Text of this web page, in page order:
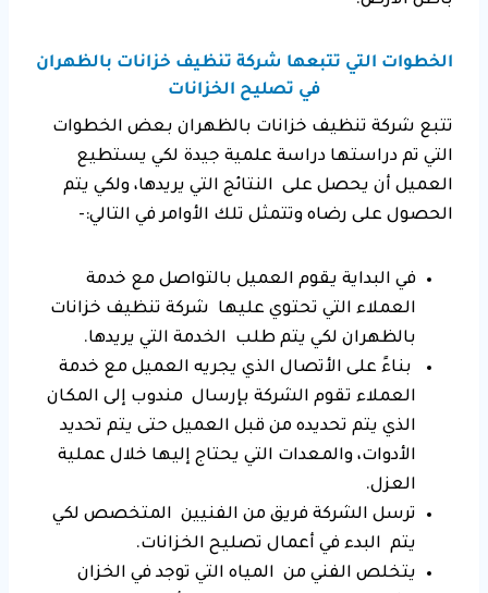
الخطوات التي تتبعها شركة تنظيف خزانات بالظهران
في تصليح الخزانات
تتبع شركة تنظيف خزانات بالظهران بعض الخطوات
التي تم دراستها دراسة علمية جيدة لكي يستطيع
العميل أن يحصل على النتائج التي يريدها، ولكي يتم
الحصول على رضاه وتتمثل تلك الأوامر في التالي:-
في البداية يقوم العميل بالتواصل مع خدمة
العملاء التي تحتوي عليها شركة تنظيف خزانات
بالظهران لكي يتم طلب الخدمة التي يريدها.
بناءً على الأتصال الذي يجريه العميل مع خدمة
العملاء تقوم الشركة بإرسال مندوب إلى المكان
الذي يتم تحديده من قبل العميل حتى يتم تحديد
الأدوات، والمعدات التي يحتاج إليها خلال عملية
العزل.
ترسل الشركة فريق من الفنيين المتخصص لكي
يتم البدء في أعمال تصليح الخزانات.
يتخلص الفني من المياه التي توجد في الخزان